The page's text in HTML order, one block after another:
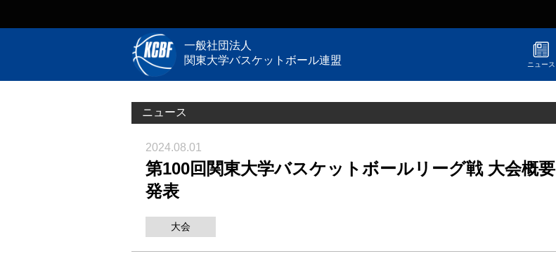
一般社団法人
関東大学バスケットボール連盟
ニュース
ニュース
2024.08.01
第100回関東大学バスケットボールリーグ戦 大会概要
発表
大会